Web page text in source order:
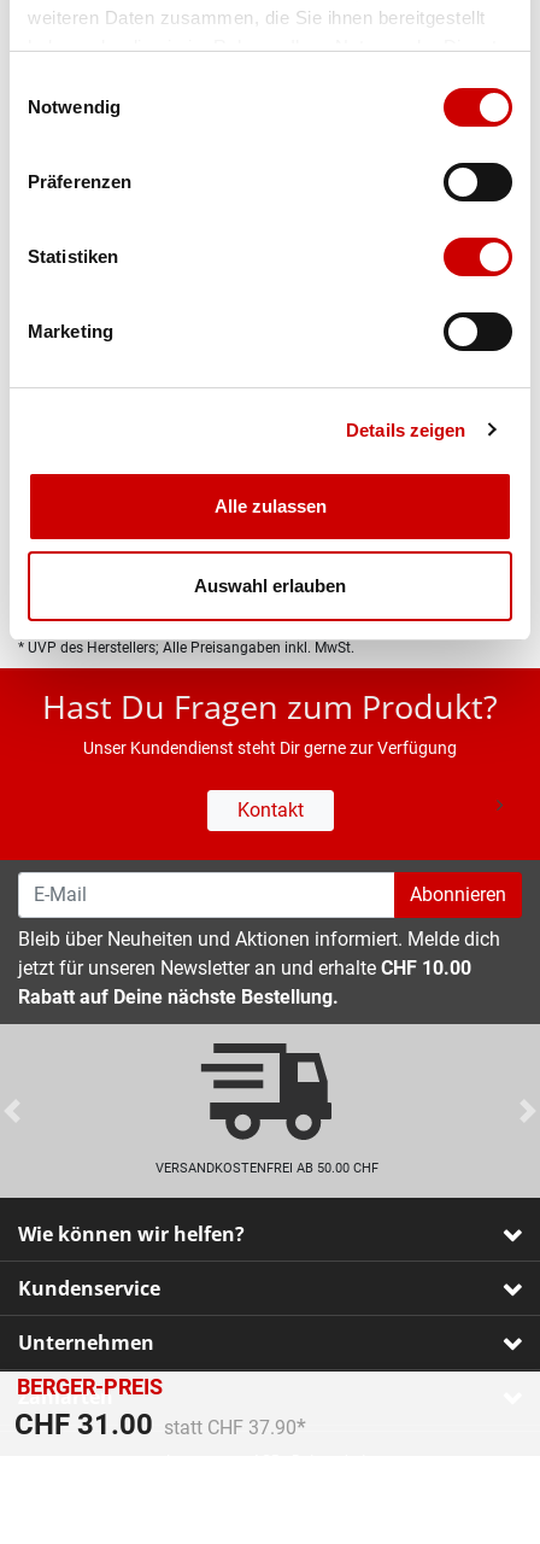
weiteren Daten zusammen, die Sie ihnen bereitgestellt
haben oder die sie im Rahmen Ihrer Nutzung der Dienste
Notwendig
Präferenzen
Statistiken
Marketing
Details zeigen
Alle zulassen
Auswahl erlauben
Ausgewählt
Verfügbarkeit:
BERGER-PREIS
CHF 31.00 Preis reduziert von
statt CHF 37.90
An
IN DEN WARENKORB
Bis 17:00 Uhr bestellen: morgen geliefert - ab CHF 50.00
Produktbeschreibung
Eigenschaften
* UVP des Herstellers; Alle Preisangaben inkl. MwSt.
Hast Du Fragen zum Produkt?
Unser Kundendienst steht Dir gerne zur Verfügung
Kontakt
Abonnieren
Bleib über Neuheiten und Aktionen informiert. Melde dich
jetzt für unseren Newsletter an und erhalte CHF 10.00
Rabatt auf Deine nächste Bestellung.
VERSANDKOSTENFREI AB 50.00 CHF
Previous
Wie können wir helfen?
Kundenservice
Unternehmen
Zahlarten